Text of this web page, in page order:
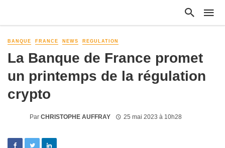
BANQUE FRANCE NEWS REGULATION
La Banque de France promet
un printemps de la régulation
crypto
Par CHRISTOPHE AUFFRAY 25 mai 2023 à 10h28